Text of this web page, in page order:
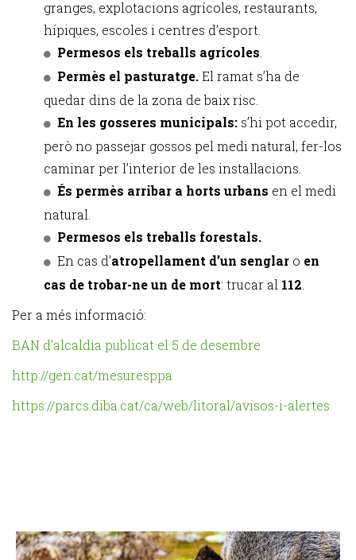
granges, explotacions agrícoles, restaurants,
hípiques, escoles i centres d’esport.
Permesos els treballs agrícoles
Permès el pasturatge.El ramat s’ha de
quedar dins de la zona de baix risc.
En les gosseres municipals: s’hi pot accedir,
però no passejar gossos pel medi natural, fer-los
caminar per l’interior de les instal·lacions.
És permès arribar a horts urbans en el medi
natural.
Permesos els treballs forestals.
En cas d’atropellament d’un senglar o en
cas de trobar-ne un de mort: trucar al 112
Per a més informació:
BAN d'alcaldia publicat el 5 de desembre
http://gen.cat/mesuresppa
https://parcs.diba.cat/ca/web/litoral/avisos-i-alertes